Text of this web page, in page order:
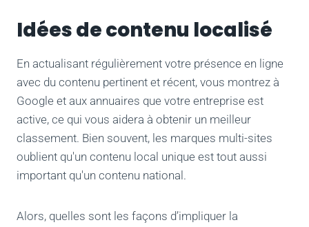
Idées de contenu localisé
En actualisant régulièrement votre présence en ligne
avec du contenu pertinent et récent, vous montrez à
Google et aux annuaires que votre entreprise est
active, ce qui vous aidera à obtenir un meilleur
classement. Bien souvent, les marques multi-sites
oublient qu'un contenu local unique est tout aussi
important qu'un contenu national.
Alors, quelles sont les façons d’impliquer la